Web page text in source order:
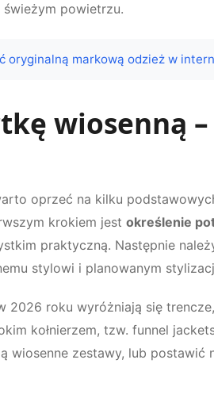
powietrzu.
oryginalną markową odzież w
wiosenną
oprzeć na kilku
krokiem jest określenie
praktyczną. Następnie
stylowi i planowanym
2026 roku wyróżniają się
kołnierzem, tzw. funnel
wiosenne zestawy, lub postawić